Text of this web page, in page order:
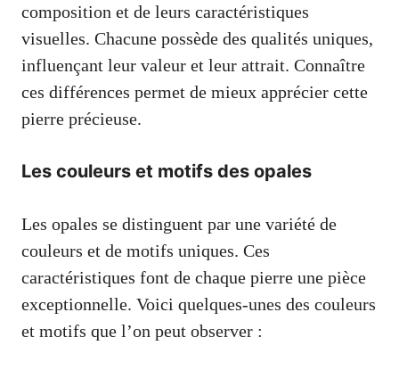
composition et de leurs caractéristiques
visuelles. Chacune possède des qualités uniques,
influençant leur valeur et leur attrait. Connaître
ces différences permet de mieux apprécier cette
pierre précieuse.
Les couleurs et motifs des opales
Les opales se distinguent par une variété de
couleurs et de motifs uniques. Ces
caractéristiques font de chaque pierre une pièce
exceptionnelle. Voici quelques-unes des couleurs
et motifs que l’on peut observer :